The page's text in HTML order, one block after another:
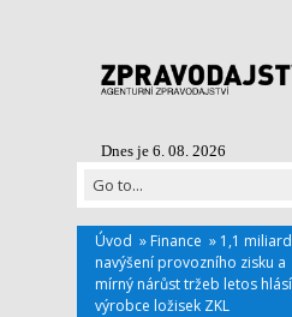
Dnes je 6. 08. 2026
Úvod » Finance » 1,1
navýšení provozního zisku a
mírný nárůst tržeb letos hlásí
výrobce ložisek ZKL